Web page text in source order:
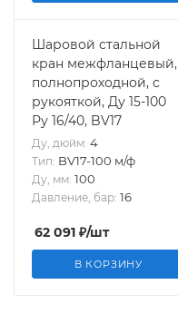
Шаровой стальной
кран межфланцевый,
полнопроходной, с
рукояткой, Ду 15-100
Ру 16/40, BV17
Ду, дюйм: 4
Тип: BV17-100 м/ф
Ду, мм: 100
Давление, бар: 16
62 091 ₽/шт
В КОРЗИНУ